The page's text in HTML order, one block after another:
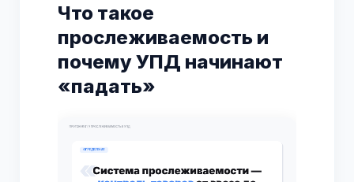
Что такое
прослеживаемость и
почему УПД начинают
«падать»